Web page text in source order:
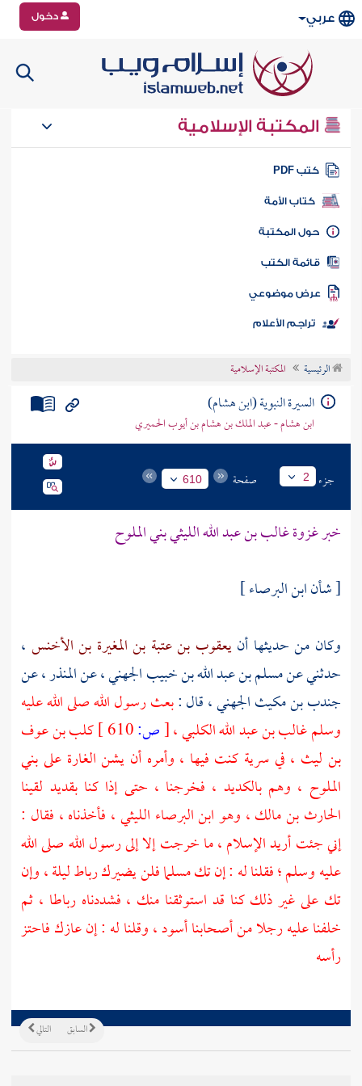
عربي دخول
المكتبة الإسلامية
كتب PDF
كتاب الأمة
المكتبة
الكتب
موضوعي
تراجم الأعلام
الرئيسية المكتبة الإسلامية
السيرة النبوية (ابن هشام)
ابن هشام - عبد الملك بن هشام بن أيوب الحميري
جزء 2 صفحة 610
خبر غزوةغالب بن عبد الله الليثي بني الملوح
[ شأن ابن البرصاء ]
وكان من حديثها أنيعقوب بن عتبة بن المغيرة بن الأخنس ،
حدثني عنمسلم بن عبد الله بن خبيب الجهني، عنالمنذر، عن
جندب بن مكيث الجهني، قال :بعث رسول الله صلى الله عليه
وسلمغالب بن عبد الله الكلبي،[ص:
كلب بن عوف
بن ليث ، في سرية كنت فيها ، وأمره أن يشن الغارة علىبني
الملوح ، وهمبالكديد ، فخرجنا ، حتى إذا كنابقديد لقينا
الحارث بن مالك، وهوابن البرصاء الليثي، فأخذناه ، فقال :
إني جئت أريد الإسلام ، ما خرجت إلا إلى رسول الله صلى الله
عليه وسلم ؛ فقلنا له : إن تك مسلما فلن يضيرك رباط ليلة ، وإن
تك على غير ذلك كنا قد استوثقنا منك ، فشددناه رباطا ، ثم
خلفنا عليه رجلا من أصحابنا أسود ، وقلنا له : إن عازك فاحتز
رأسه
التالي السابق